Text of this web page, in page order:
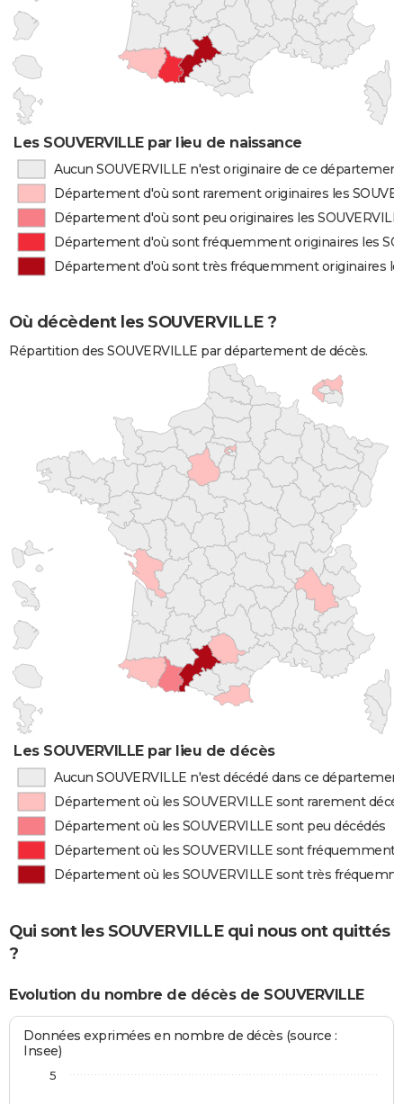
Les SOUVERVILLE par lieu de naissance
Aucun SOUVERVILLE n'est originaire de ce département
Département d'où sont rarement originaires les
Département d'où sont peu originaires les
Département d'où sont fréquemment originaires les
Département d'où sont très fréquemment originaires
Où décèdent les SOUVERVILLE ?
Répartition des SOUVERVILLE par département de décès.
Les SOUVERVILLE par lieu de décès
Aucun SOUVERVILLE n'est décédé dans ce
Département où les SOUVERVILLE sont rarement
Département où les SOUVERVILLE sont peu décédés
Département où les SOUVERVILLE sont fréquemment
Département où les SOUVERVILLE sont très
Qui sont les SOUVERVILLE qui nous ont quittés
?
Evolution du nombre de décès de SOUVERVILLE
Données exprimées en nombre de décès (source :
Insee)
5